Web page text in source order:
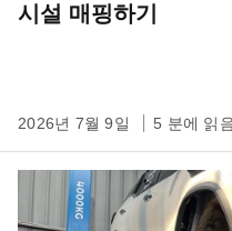
시설 매핑하기
2026년 7월 9일 5 분에 읽